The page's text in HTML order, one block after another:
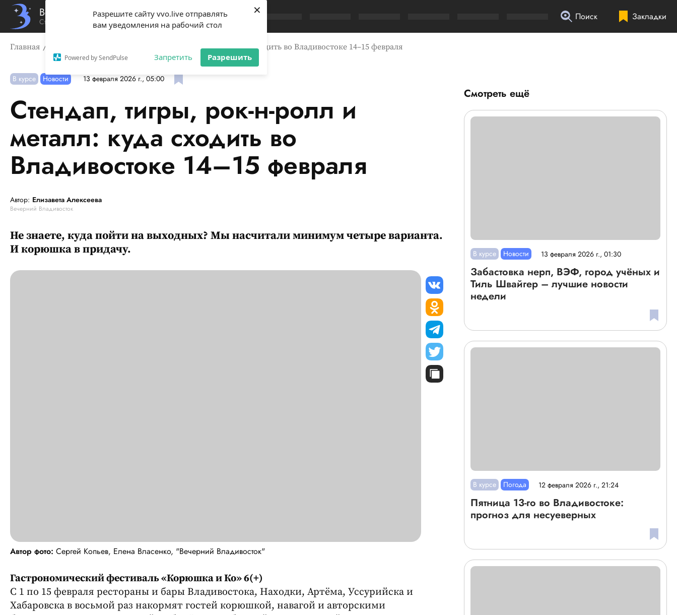
Разрешите сайту vvo.live отправлять
вам уведомления на рабочий стол
Powered by SendPulse Запретить Разрешить
×
Вечерний Владивосток
Стиль жизни твоего города Закладки
Поиск
Главная Стендап, тигры, рок-н-ролл и металл: куда сходить во Владивостоке 14–15 февраля
В курсе Новости 13 февраля 2026 г., 05:00
Стендап, тигры, рок-н-ролл и
металл: куда сходить во
Владивостоке 14–15 февраля
Автор: Елизавета Алексеева
Вечерний Владивосток
Не знаете, куда пойти на выходных? Мы насчитали минимум четыре варианта.
И корюшка в придачу.
Автор фото: Сергей Копьев, Елена Власенко, "Вечерний Владивосток"
Гастрономический фестиваль «Корюшка и Ко» 6(+)
С 1 по 15 февраля рестораны и бары Владивостока, Находки, Артёма, Уссурийска и
Хабаровска в восьмой раз накормят гостей корюшкой, навагой и авторскими
Смотреть ещё
В курсе Новости 13 февраля 2026 г., 01:30
Забастовка нерп, ВЭФ, город учёных и
Тиль Швайгер – лучшие новости
недели
В курсе Погода 12 февраля 2026 г., 21:24
Пятница 13-го во Владивостоке:
прогноз для несуеверных